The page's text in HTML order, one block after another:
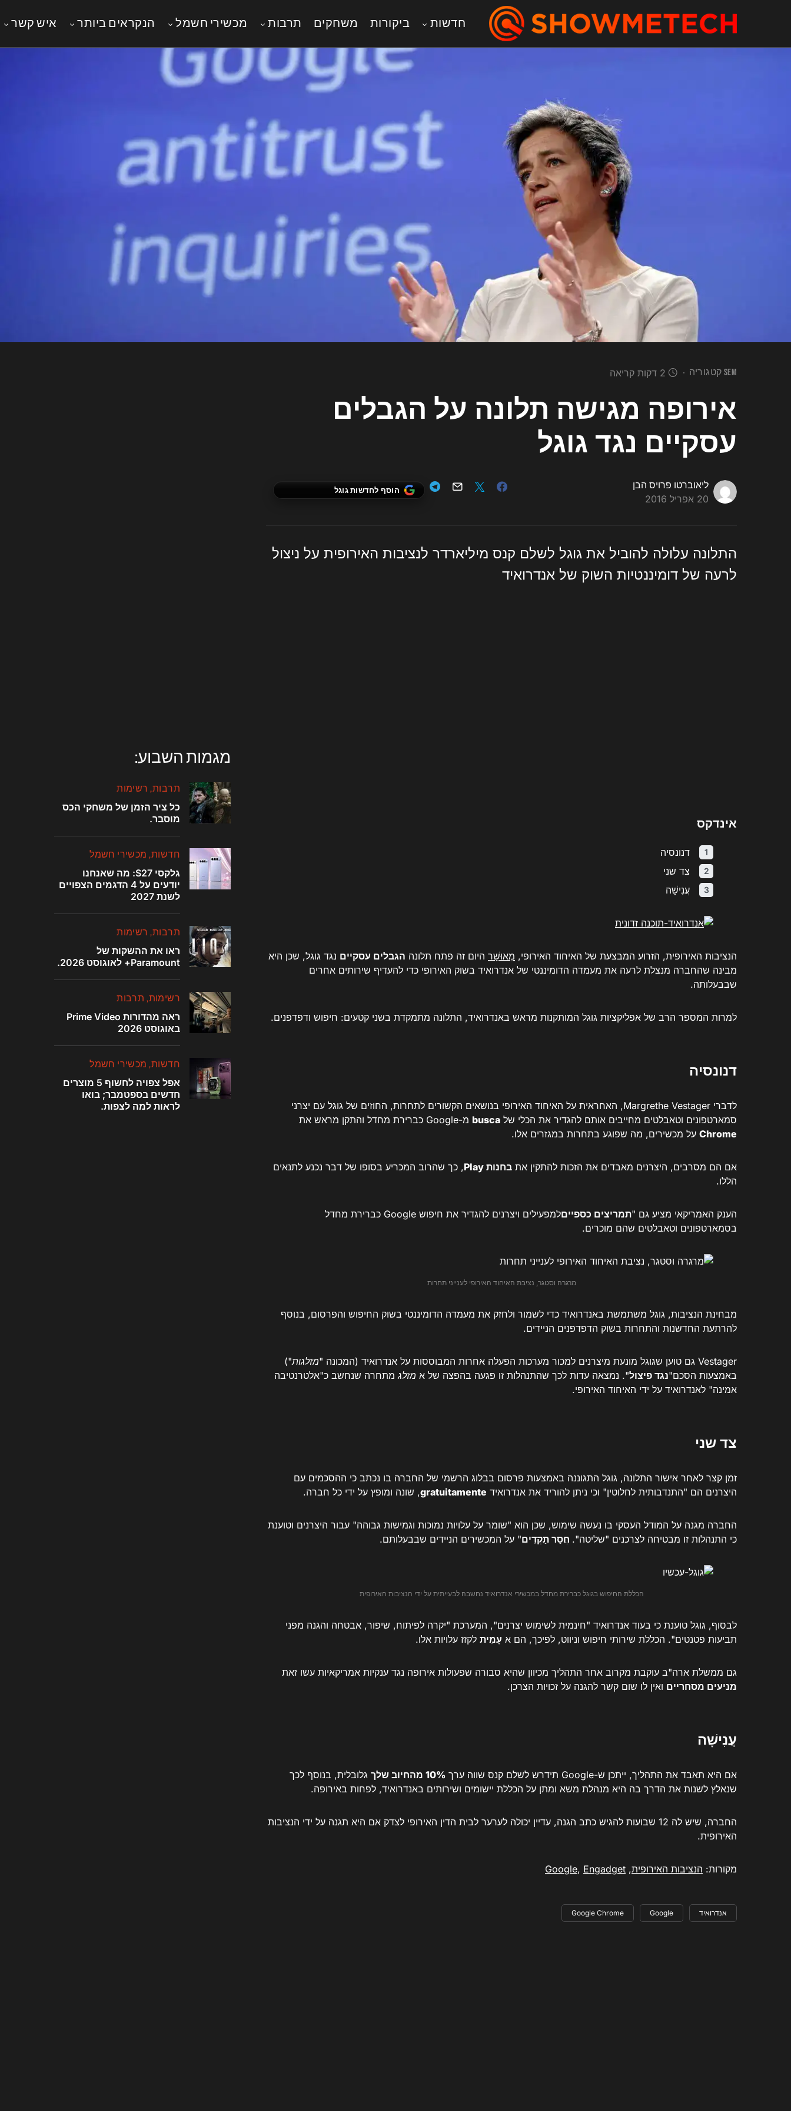
חדשות ביקורות משחקים תרבות מכשירי חשמל הנקראים ביותר איש קשר
SEM קטגוריה 2 דקות קריאה
אירופה מגישה תלונה על הגבלים
עסקיים נגד גוגל
ליאוברטו פרויס הבן
20 אפריל 2016
הוסף לחדשות גוגל
התלונה עלולה להוביל את גוגל לשלם קנס מיליארדר לנציבות האירופית על ניצול
לרעה של דומיננטיות השוק של אנדרואיד
אינדקס
דנונסיה
צד שני
עֲנִישָׁה
הנציבות האירופית, הזרוע המבצעת של האיחוד האירופי, מְאוּשָׁר היום זה פתח תלונה הגבלים עסקיים נגד גוגל, שכן היא
מבינה שהחברה מנצלת לרעה את מעמדה הדומיננטי של אנדרואיד בשוק האירופי כדי להעדיף שירותים אחרים
שבבעלותה.
למרות המספר הרב של אפליקציות גוגל המותקנות מראש באנדרואיד, התלונה מתמקדת בשני קטעים: חיפוש ודפדפנים.
דנונסיה
לדברי Margrethe Vestager, האחראית על האיחוד האירופי בנושאים הקשורים לתחרות, החוזים של גוגל עם יצרני
סמארטפונים וטאבלטים מחייבים אותם להגדיר את הכלי של busca מ-Google כברירת מחדל והתקן מראש את
Chrome על מכשירים, מה שפוגע בתחרות במגזרים אלו.
אם הם מסרבים, היצרנים מאבדים את הזכות להתקין את בחנות Play
, כך שהרוב המכריע בסופו של דבר נכנע לתנאים
הללו.
הענק האמריקאי מציע גם "תמריצים כספיים
למפעילים ויצרנים להגדיר את חיפוש Google כברירת מחדל
בסמארטפונים וטאבלטים שהם מוכרים.
מרגרה וסטגר, נציבת האיחוד האירופי לענייני תחרות
מבחינת הנציבות, גוגל משתמשת באנדרואיד כדי לשמור ולחזק את מעמדה הדומיננטי בשוק החיפוש והפרסום, בנוסף
להרתעת החדשנות והתחרות בשוק הדפדפנים הניידים.
Vestager גם טוען שגוגל מונעת מיצרנים למכור מערכות הפעלה אחרות המבוססות על אנדרואיד (המכונה " מזלגות")
באמצעות הסכם"נגד פיצול". נמצאה עדות לכך שהתנהלות זו פגעה בהפצה של א מזלגמתחרה שנחשב כ"אלטרנטיבה
אמינה" לאנדרואיד על ידי האיחוד האירופי.
צד שני
זמן קצר לאחר אישור התלונה, גוגל התגוננה באמצעות פרסום בבלוג הרשמי של החברה בו נכתב כי ההסכמים עם
היצרנים הם "התנדבותית לחלוטין" וכי ניתן להוריד את אנדרואיד gratuitamente, שונה ומופץ על ידי כל חברה.
החברה מגנה על המודל העסקי בו נעשה שימוש, שכן הוא "שומר על עלויות נמוכות וגמישות גבוהה" עבור היצרנים וטוענת
כי התנהלות זו מבטיחה לצרכנים "שליטה". חֲסַר תַקְדִים" על המכשירים הניידים שבבעלותם.
הכללת החיפוש בגוגל כברירת מחדל במכשירי אנדרואיד נחשבה לבעייתית על ידי הנציבות האירופית
לבסוף, גוגל טוענת כי בעוד אנדרואיד "חינמית לשימוש יצרנים", המערכת "יקרה לפיתוח, שיפור, אבטחה והגנה מפני
תביעות פטנטים". הכללת שירותי חיפוש וניווט, לפיכך, הם א עָמִית לקזז עלויות אלו.
גם ממשלת ארה"ב עוקבת מקרוב אחר התהליך מכיוון שהיא סבורה שפעולות אירופה נגד ענקיות אמריקאיות עשו זאת
מניעים מסחריים ואין לו שום קשר להגנה על זכויות הצרכן.
עֲנִישָׁה
אם היא תאבד את התהליך, ייתכן ש-Google תידרש לשלם קנס שווה ערך 10% מהחיוב שלך
גלובלית, בנוסף לכך
שנאלץ לשנות את הדרך בה היא מנהלת משא ומתן על הכללת יישומים ושירותים באנדרואיד, לפחות באירופה.
החברה, שיש לה 12 שבועות להגיש כתב הגנה, עדיין יכולה לערער לבית הדין האירופי לצדק אם היא תגנה על ידי הנציבות
האירופית.
מקורות: הנציבות האירופית,
Google, Engadget
אנדרואיד Google
Google Chrome
מגמות השבוע:
תרבות רשימות
כל ציר הזמן של משחקי הכס
מוסבר.
חדשות מכשירי חשמל
גלקסי S27: מה שאנחנו
יודעים על 4 הדגמים הצפויים
לשנת 2027
תרבות רשימות
ראו את ההשקות של
Paramount+ לאוגוסט 2026.
רשימות תרבות
ראה מהדורות Prime Video
באוגוסט 2026
חדשות מכשירי חשמל
אפל צפויה לחשוף 5 מוצרים
חדשים בספטמבר; בואו
לראות למה לצפות.